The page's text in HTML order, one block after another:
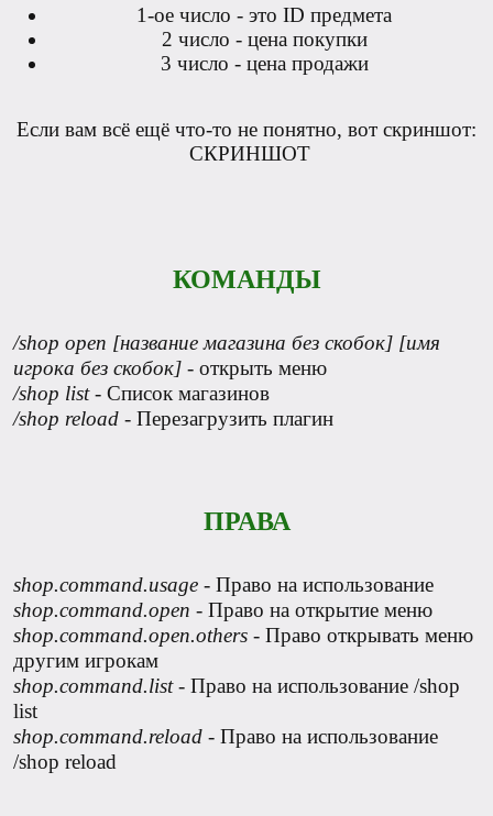
1-ое число - это ID предмета
2 число - цена покупки
3 число - цена продажи
Если вам всё ещё что-то не понятно, вот скриншот:
СКРИНШОТ
КОМАНДЫ
/shop open [название магазина без скобок] [имя
игрока без скобок] - открыть меню
/shop list- Список магазинов
/shop reload - Перезагрузить плагин
ПРАВА
shop.command.usage - Право на использование
shop.command.open - Право на открытие меню
shop.command.open.others - Право открывать меню
другим игрокам
shop.command.list- Право на использование /shop
list
shop.command.reload - Право на использование
/shop reload